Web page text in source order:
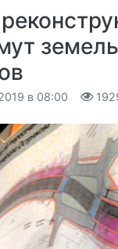
в 08:00